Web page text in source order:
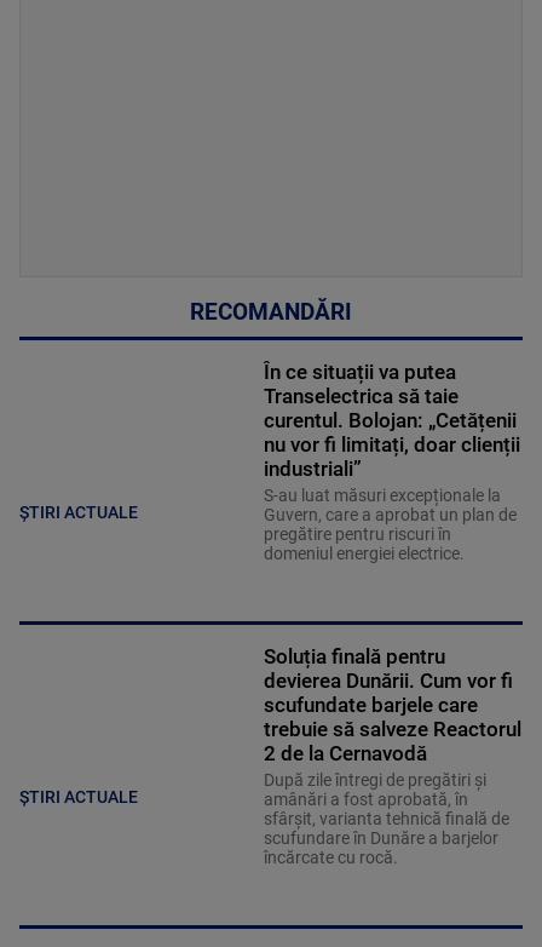
RECOMANDĂRI
ȘTIRI ACTUALE
În ce situații va putea
Transelectrica să taie
curentul. Bolojan: „Cetățenii
nu vor fi limitați, doar clienții
industriali”
S-au luat măsuri excepționale la
Guvern, care a aprobat un plan de
pregătire pentru riscuri în
domeniul energiei electrice.
ȘTIRI ACTUALE
Soluția finală pentru
devierea Dunării. Cum vor fi
scufundate barjele care
trebuie să salveze Reactorul
2 de la Cernavodă
După zile întregi de pregătiri și
amânări a fost aprobată, în
sfârșit, varianta tehnică finală de
scufundare în Dunăre a barjelor
încărcate cu rocă.